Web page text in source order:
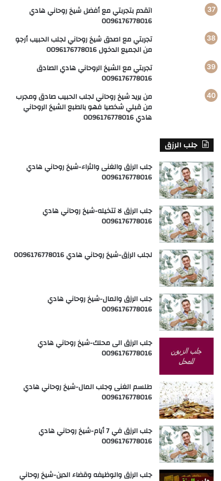
اتقدم بتجربتي مع أفضل شيخ روحاني هادي
0096176778016
تجربتي مع اصدق شيخ روحاني لجلب الحبيب أرجو
من الجميع الدخول 0096176778016
تجربتي مع الشيخ الروحاني هادي الصادق
0096176778016
من يريد شيخ روحاني لجلب الحبيب صادق ومجرب
من قبلي شخصيا فهو بالطبع الشيخ الروحاني
هادي 0096176778016
جلب الرزق
جلب الرزق والغنى والثراء-شيخ روحاني هادي
0096176778016
جلب الرزق لا تتخيله-شيخ روحاني هادي
0096176778016
لجلب الرزق-شيخ روحاني هادي 0096176778016
جلب الرزق والمال-شيخ روحاني هادي
0096176778016
جلب الرزق الى محلك-شيخ روحاني هادي
0096176778016
طلسم الغنى وجلب المال-شيخ روحاني هادي
0096176778016
جلب الرزق في 7 أيام-شيخ روحاني هادي
0096176778016
جلب الرزق والوظيفه وقضاء الدين-شيخ روحاني